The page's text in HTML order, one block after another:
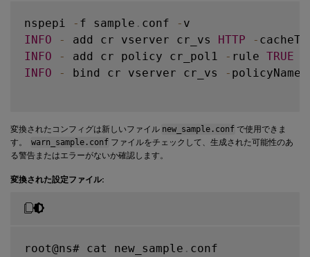
nspepi - f sample . conf -
INFO
- add cr vserver cr_vs HTTP -
INFO
- add cr policy cr_pol1 - rule TRUE
INFO
- bind cr vserver cr_vs -
変換されたコンフィグは新しいファイル new_sample.conf で使用できま
す。
warn_sample.conf ファイルをチェックして、生成された可能性のあ
る警告またはエラーがないか確認します。
変換された設定ファイル:
root@ns# cat new_sample . conf